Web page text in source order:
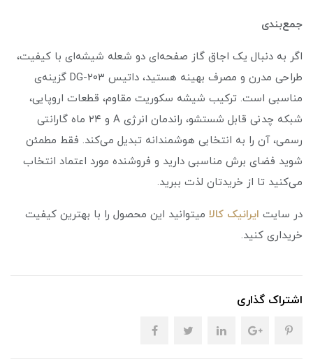
جمع‌بندی
اگر به دنبال یک اجاق گاز صفحه‌ای دو شعله شیشه‌ای با کیفیت،
طراحی مدرن و مصرف بهینه هستید، داتیس DG-203 گزینه‌ی
مناسبی است. ترکیب شیشه سکوریت مقاوم، قطعات اروپایی،
شبکه چدنی قابل شستشو، راندمان انرژی A و ۲۴ ماه گارانتی
رسمی، آن را به انتخابی هوشمندانه تبدیل می‌کند. فقط مطمئن
شوید فضای برش مناسبی دارید و فروشنده مورد اعتماد انتخاب
می‌کنید تا از خریدتان لذت ببرید.
در سایت ایرانیک کالا میتوانید این محصول را با بهترین کیفیت
خریداری کنید.
اشتراک گذاری